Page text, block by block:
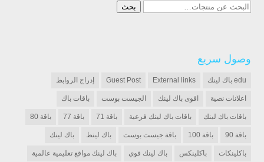
البحث
بحث
وصول سريع
edu باك لينك External links
Guest Post إدراج الروابط
اعلانات نصية اقوى باك لينك الجيست بوست باقات باك
باقات باك لينك باقات باك لينك فرعية باقة 71 باقة 77 باقة 80
باقة 90 باقة 100 باقة جيست بوست باك لينط باك لينك
باكلينكات باكلينكس باك لينك قوي باك لينك مواقع تعليمية عالمية